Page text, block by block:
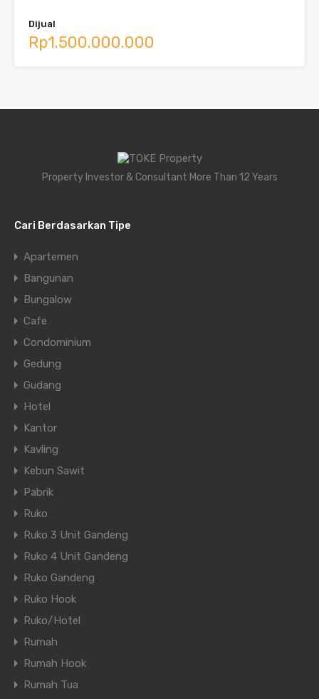
Dijual
Rp1.500.000.000
Property Investor & Consultant More Than 12 Years
Cari Berdasarkan Tipe
Apartemen
Bangunan
Bungalow
Cafe
Condominium
Gedung
Gudang
Hotel
Kantor
Kavling
Kebun Sawit
Pabrik
Ruko
Ruko 3 Unit Gandeng
Ruko 4 Unit Gandeng
Ruko Gandeng
Ruko Hook
Ruko/Hotel
Rumah
Rumah Hook
Rumah Tua